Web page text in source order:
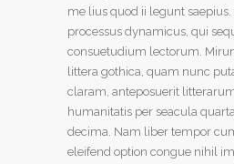
me lius quod ii legunt saepius.
processus dynamicus, qui
consuetudium lectorum.
littera gothica, quam nunc
claram, anteposuerit
humanitatis per seacula
decima. Nam liber tempor
eleifend option congue nihil